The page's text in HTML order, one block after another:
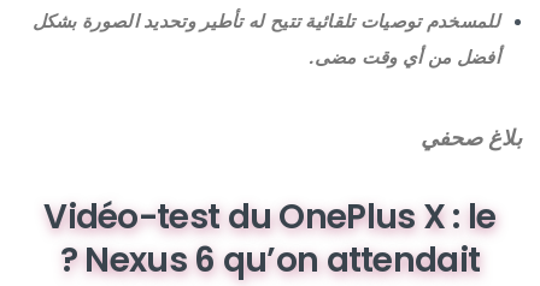
للمسخدم توصيات تلقائية تتيح له تأطير وتحديد الصورة بشكل
أفضل من أي وقت مضى.
بلاغ صحفي
Vidéo-test du OnePlus X : le
Nexus 6 qu’on attendait ?